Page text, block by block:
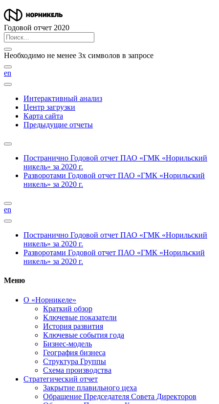
Годовой отчет 2020
Необходимо не менее 3х символов в запросе
en
Интерактивный анализ
Центр загрузки
Карта сайта
Предыдущие отчеты
Постранично Годовой отчет ПАО «ГМК «Норильский
никель» за 2020 г.
Разворотами Годовой отчет ПАО «ГМК «Норильский
никель» за 2020 г.
en
Постранично Годовой отчет ПАО «ГМК «Норильский
никель» за 2020 г.
Разворотами Годовой отчет ПАО «ГМК «Норильский
никель» за 2020 г.
Меню
О «Норникеле»
Краткий обзор
Ключевые показатели
История развития
Ключевые события года
Бизнес-модель
География бизнеса
Структура Группы
Схема производства
Стратегический отчет
Закрытие плавильного цеха
Обращение Председателя Совета Директоров